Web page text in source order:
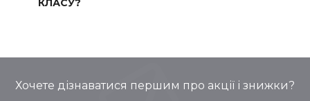
КЛАСУ?
Хочете дізнаватися першим про акції і знижки?